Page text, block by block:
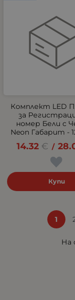
Комплект LED
за
номер Бели с
Neon Габарит -
14.32 € /
Купи
1
На